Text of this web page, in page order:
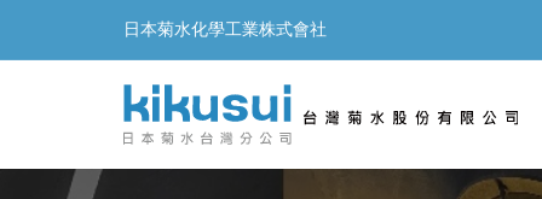
日本菊水化學工業株式會社